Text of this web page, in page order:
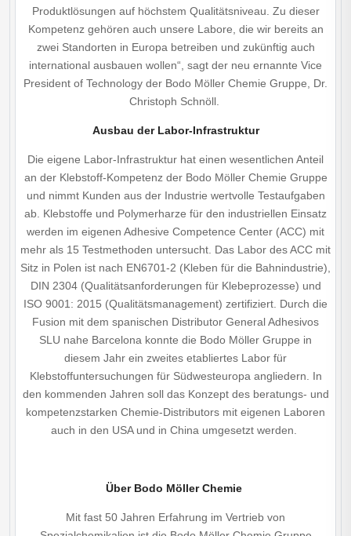
Produktlösungen auf höchstem Qualitätsniveau. Zu dieser
Kompetenz gehören auch unsere Labore, die wir bereits an
zwei Standorten in Europa betreiben und zukünftig auch
international ausbauen wollen“, sagt der neu ernannte Vice
President of Technology der Bodo Möller Chemie Gruppe, Dr.
Christoph Schnöll.
Ausbau der Labor-Infrastruktur
Die eigene Labor-Infrastruktur hat einen wesentlichen Anteil
an der Klebstoff-Kompetenz der Bodo Möller Chemie Gruppe
und nimmt Kunden aus der Industrie wertvolle Testaufgaben
ab. Klebstoffe und Polymerharze für den industriellen Einsatz
werden im eigenen Adhesive Competence Center (ACC) mit
mehr als 15 Testmethoden untersucht. Das Labor des ACC mit
Sitz in Polen ist nach EN6701-2 (Kleben für die Bahnindustrie),
DIN 2304 (Qualitätsanforderungen für Klebeprozesse) und
ISO 9001: 2015 (Qualitätsmanagement) zertifiziert. Durch die
Fusion mit dem spanischen Distributor General Adhesivos
SLU nahe Barcelona konnte die Bodo Möller Gruppe in
diesem Jahr ein zweites etabliertes Labor für
Klebstoffuntersuchungen für Südwesteuropa angliedern. In
den kommenden Jahren soll das Konzept des beratungs- und
kompetenzstarken Chemie-Distributors mit eigenen Laboren
auch in den USA und in China umgesetzt werden.
ÜberBodo Möller Chemie
Mit fast 50 Jahren Erfahrung im Vertrieb von